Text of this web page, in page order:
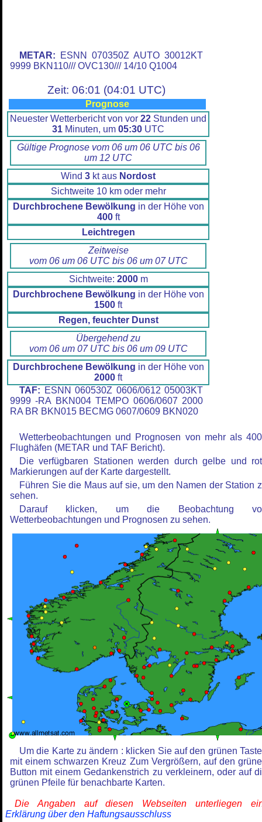
METAR: ESNN 070350Z AUTO 30012KT
9999 BKN110/// OVC130/// 14/10 Q1004
Zeit: 06:01 (04:01 UTC)
Prognose
Neuester Wetterbericht von vor 22 Stunden und
31 Minuten, um 05:30 UTC
Gültige Prognose vom 06 um 06 UTC bis 06
um 12 UTC
Wind 3 kt aus Nordost
Sichtweite 10 km oder mehr
Durchbrochene Bewölkung in der Höhe von
400ft
Leichtregen
Zeitweise
vom 06 um 06 UTC bis 06 um 07 UTC
Sichtweite: 2000m
Durchbrochene Bewölkung in der Höhe von
1500 ft
Regen, feuchter Dunst
Übergehend zu
vom 06 um 07 UTC bis 06 um 09 UTC
Durchbrochene Bewölkung in der Höhe von
2000 ft
TAF: ESNN 060530Z 0606/0612 05003KT
9999 -RA BKN004 TEMPO 0606/0607 2000
RA BR BKN015 BECMG 0607/0609 BKN020
Wetterbeobachtungen und Prognosen von mehr als
Flughäfen (METAR und TAF Bericht).
Die verfügbaren Stationen werden durch gelbe und
Markierungen auf der Karte dargestellt.
Führen Sie die Maus auf sie, um den Namen der Station
sehen.
Darauf klicken, um die Beobachtung
Wetterbeobachtungen und Prognosen zu sehen.
Um die Karte zu ändern : klicken Sie auf den grünen
mit einem schwarzen Kreuz Zum Vergrößern, auf den
Button mit einem Gedankenstrich zu verkleinern, oder auf
grünen Pfeile für benachbarte Karten.
Die Angaben auf diesen Webseiten unterliegen
Erklärung über den Haftungsausschluss